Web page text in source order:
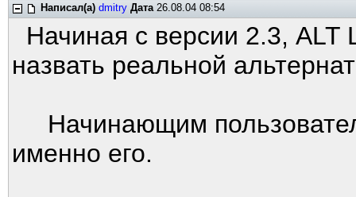
Написал(а) dmitry Дата26.08.04 08:54
Начиная с версии 2.3,
назвать реальной
Начинающим
именно его.